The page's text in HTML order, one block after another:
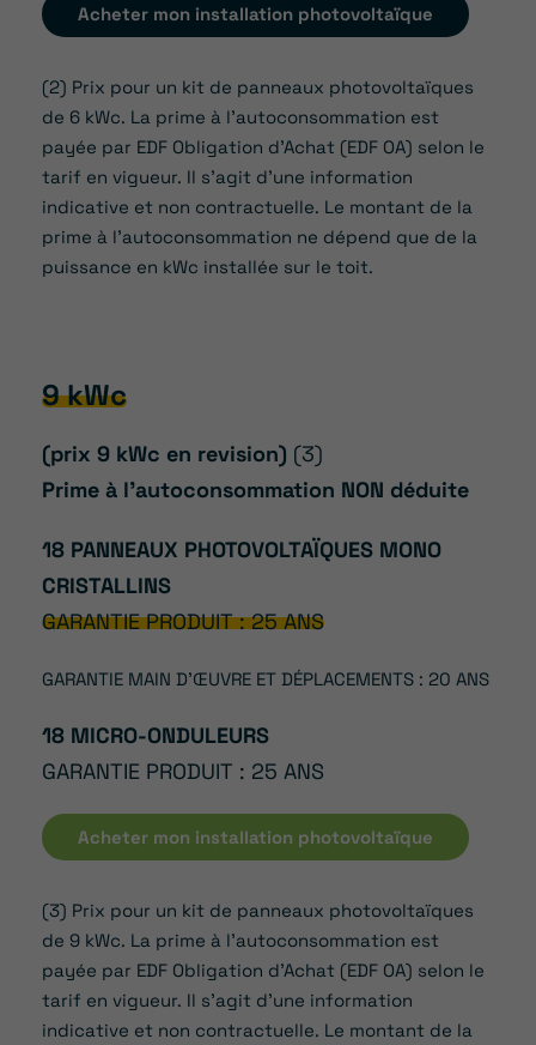
Acheter mon installation photovoltaïque
(2) Prix pour un kit de panneaux photovoltaïques
de 6 kWc. La prime à l’autoconsommation est
payée par EDF Obligation d’Achat (EDF OA) selon le
tarif en vigueur. Il s’agit d’une information
indicative et non contractuelle. Le montant de la
prime à l’autoconsommation ne dépend que de la
puissance en kWc installée sur le toit.
9 kWc
(prix 9 kWc en revision) (3)
Prime à l’autoconsommation NON déduite
18 PANNEAUX PHOTOVOLTAÏQUES MONO
CRISTALLINS
GARANTIE PRODUIT : 25 ANS
GARANTIE MAIN D’ŒUVRE ET DÉPLACEMENTS : 20 ANS
18 MICRO-ONDULEURS
GARANTIE PRODUIT : 25 ANS
Acheter mon installation photovoltaïque
(3) Prix pour un kit de panneaux photovoltaïques
de 9 kWc. La prime à l’autoconsommation est
payée par EDF Obligation d’Achat (EDF OA) selon le
tarif en vigueur. Il s’agit d’une information
indicative et non contractuelle. Le montant de la